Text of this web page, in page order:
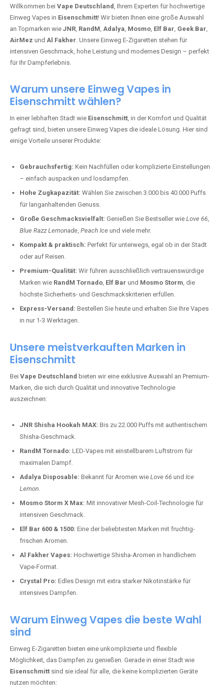
Willkommen bei Vape Deutschland, Ihrem Experten für hochwertige
Einweg Vapes in Eisenschmitt! Wir bieten Ihnen eine große Auswahl
an Topmarken wie JNR, RandM, Adalya, Mosmo, Elf Bar, Geek Bar,
AirMez und Al Fakher. Unsere Einweg E-Zigaretten stehen für
intensiven Geschmack, hohe Leistung und modernes Design – perfekt
für Ihr Dampferlebnis.
Warum unsere Einweg Vapes in
Eisenschmitt wählen?
In einer lebhaften Stadt wie Eisenschmitt, in der Komfort und Qualität
gefragt sind, bieten unsere Einweg Vapes die ideale Lösung. Hier sind
einige Vorteile unserer Produkte:
Gebrauchsfertig: Kein Nachfüllen oder komplizierte Einstellungen
– einfach auspacken und losdampfen.
Hohe Zugkapazität: Wählen Sie zwischen 3.000 bis 40.000 Puffs
für langanhaltenden Genuss.
Große Geschmacksvielfalt: Genießen Sie Bestseller wie Love 66,
Blue Razz Lemonade, Peach Ice und viele mehr.
Kompakt & praktisch: Perfekt für unterwegs, egal ob in der Stadt
oder auf Reisen.
Premium-Qualität: Wir führen ausschließlich vertrauenswürdige
Marken wie RandM Tornado, Elf Bar und Mosmo Storm, die
höchste Sicherheits- und Geschmackskriterien erfüllen.
Express-Versand: Bestellen Sie heute und erhalten Sie Ihre Vapes
in nur 1-3 Werktagen.
Unsere meistverkauften Marken in
Eisenschmitt
Bei Vape Deutschland bieten wir eine exklusive Auswahl an Premium-
Marken, die sich durch Qualität und innovative Technologie
auszeichnen:
JNR Shisha Hookah MAX: Bis zu 22.000 Puffs mit authentischem
Shisha-Geschmack.
RandM Tornado: LED-Vapes mit einstellbarem Luftstrom für
maximalen Dampf.
Adalya Disposable: Bekannt für Aromen wie Love 66 und Ice
Lemon.
Mosmo Storm X Max: Mit innovativer Mesh-Coil-Technologie für
intensiven Geschmack.
Elf Bar 600 & 1500: Eine der beliebtesten Marken mit fruchtig-
frischen Aromen.
Al Fakher Vapes: Hochwertige Shisha-Aromen in handlichem
Vape-Format.
Crystal Pro: Edles Design mit extra starker Nikotinstärke für
intensives Dampfen.
Warum Einweg Vapes die beste Wahl
sind
Einweg E-Zigaretten bieten eine unkomplizierte und flexible
Möglichkeit, das Dampfen zu genießen. Gerade in einer Stadt wie
Eisenschmitt sind sie ideal für alle, die keine komplizierten Geräte
nutzen möchten: